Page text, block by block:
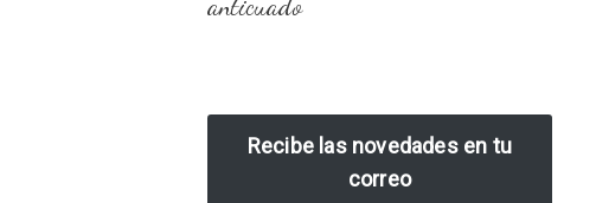
Recibe las novedades en tu
correo